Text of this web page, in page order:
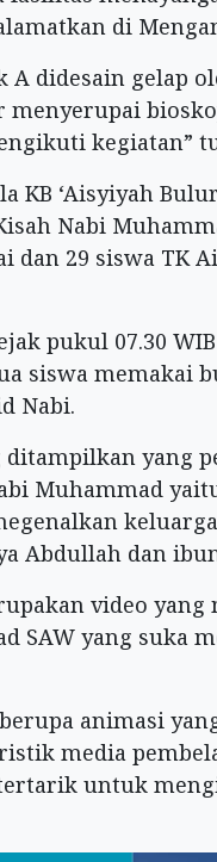
di
A didesain gelap
menyerupai
kegiatan”
KB ‘Aisyiyah
Nabi
dan 29 siswa TK
pukul 07.30
siswa memakai
Nabi.
ditampilkan yang
Muhammad
Abdullah dan
video
SAW yang suka
animasi
media
untuk